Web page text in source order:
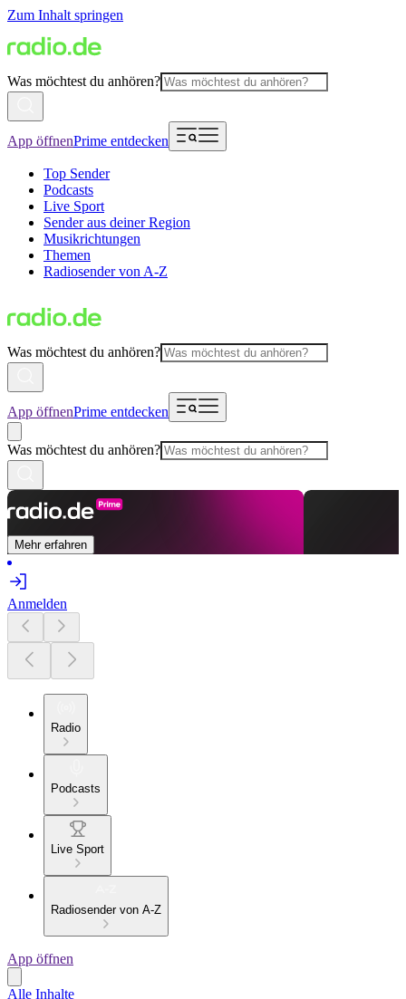
Zum Inhalt springen
Was möchtest du anhören?
App öffnenPrime entdecken
Top Sender
Podcasts
Live Sport
Sender aus deiner Region
Musikrichtungen
Themen
Radiosender von A-Z
Was möchtest du anhören?
App öffnenPrime entdecken
Was möchtest du anhören?
Mehr erfahren
Anmelden
Radio
Podcasts
Live Sport
Radiosender von A-Z
App öffnen
Alle Inhalte